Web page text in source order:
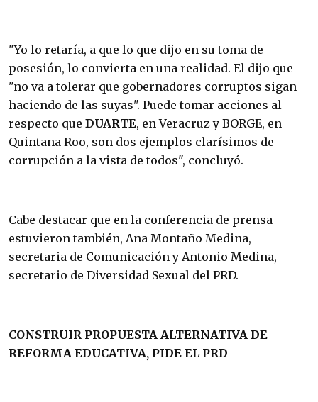
"Yo lo retaría, a que lo que dijo en su toma de
posesión, lo convierta en una realidad. El dijo que
"no va a tolerar que gobernadores corruptos sigan
haciendo de las suyas". Puede tomar acciones al
respecto que DUARTE, en Veracruz y BORGE, en
Quintana Roo, son dos ejemplos clarísimos de
corrupción a la vista de todos", concluyó.
Cabe destacar que en la conferencia de prensa
estuvieron también, Ana Montaño Medina,
secretaria de Comunicación y Antonio Medina,
secretario de Diversidad Sexual del PRD.
CONSTRUIR PROPUESTA ALTERNATIVA DE
REFORMA EDUCATIVA, PIDE EL PRD